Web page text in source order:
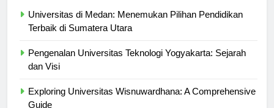
Universitas di Medan: Menemukan Pilihan Pendidikan
Pengenalan Universitas Teknologi Yogyakarta: Sejarah
Exploring Universitas Wisnuwardhana: A Comprehensive